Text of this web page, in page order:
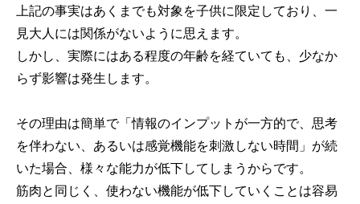
上記の事実はあくまでも対象を子供に限定しており、一
見大人には関係がないように思えます。
しかし、実際にはある程度の年齢を経ていても、少なか
らず影響は発生します。
その理由は簡単で「情報のインプットが一方的で、思考
を伴わない、あるいは感覚機能を刺激しない時間」が続
いた場合、様々な能力が低下してしまうからです。
筋肉と同じく、使わない機能が低下していくことは容易